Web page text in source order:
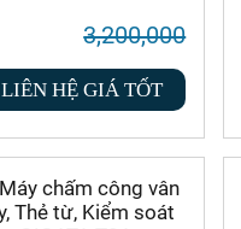
3,200,000
LIÊN HỆ GIÁ TỐT